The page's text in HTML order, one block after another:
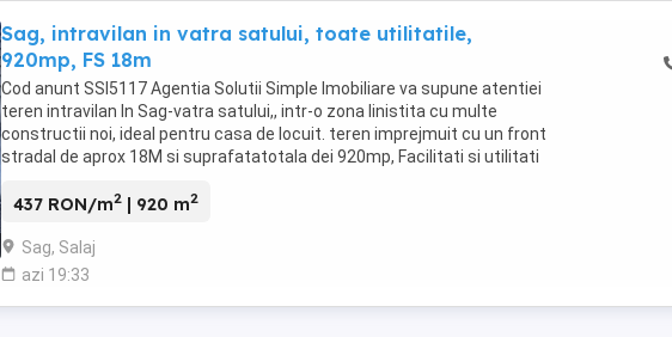
Sag, intravilan in vatra satului, toate utilitatile,
920mp, FS 18m
Cod anunt SSI5117 Agentia Solutii Simple Imobiliare va supune atentiei
teren intravilan In Sag-vatra satului,, intr-o zona linistita cu multe
constructii noi, ideal pentru casa de locuit. teren imprejmuit cu un front
stradal de aprox 18M si suprafatatotala dei 920mp, Facilitati si utilitati
437 RON/m2 | 920 m2
Sag, Salaj
azi 19:33